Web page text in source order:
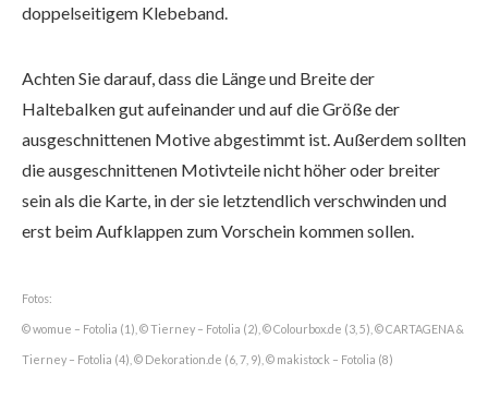
doppelseitigem Klebeband.
Achten Sie darauf, dass die Länge und Breite der
Haltebalken gut aufeinander und auf die Größe der
ausgeschnittenen Motive abgestimmt ist. Außerdem sollten
die ausgeschnittenen Motivteile nicht höher oder breiter
sein als die Karte, in der sie letztendlich verschwinden und
erst beim Aufklappen zum Vorschein kommen sollen.
Fotos:
© womue – Fotolia (1), © Tierney – Fotolia (2), © Colourbox.de (3, 5), © CARTAGENA &
Tierney – Fotolia (4), © Dekoration.de (6, 7, 9), © makistock – Fotolia (8)